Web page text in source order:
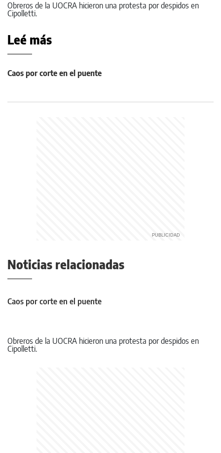
Obreros de la UOCRA hicieron una protesta por despidos en
Cipolletti.
Leé más
Caos por corte en el puente
Noticias relacionadas
Caos por corte en el puente
Obreros de la UOCRA hicieron una protesta por despidos en
Cipolletti.